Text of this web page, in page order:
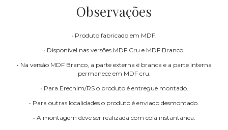
Observações
• Produto fabricado em MDF.
• Disponível nas versões MDF Cru e MDF Branco.
• Na versão MDF Branco, a parte externa é branca e a parte interna
permanece em MDF cru.
• Para Erechim/RS o produto é entregue montado.
• Para outras localidades o produto é enviado desmontado.
• A montagem deve ser realizada com cola instantânea.